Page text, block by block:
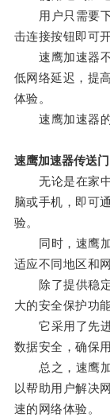
用户只需要下
击连接按钮即可
速鹰加速器不
低网络延迟，提
体验。
速鹰加速器的
速鹰加速器传送门
无论是在家中
脑或手机，即可
验。
同时，速鹰加
适应不同地区和
除了提供稳定
大的安全保护功能
它采用了先进
数据安全，确保
总之，速鹰加
以帮助用户解决
速的网络体验。